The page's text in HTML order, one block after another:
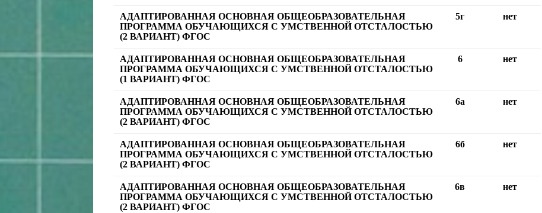
АДАПТИРОВАННАЯ ОСНОВНАЯ ОБЩЕОБРАЗОВАТЕЛЬНАЯ
ПРОГРАММА ОБУЧАЮЩИХСЯ С УМСТВЕННОЙ ОТСТАЛОСТЬЮ
(2 ВАРИАНТ) ФГОС
5г нет
АДАПТИРОВАННАЯ ОСНОВНАЯ ОБЩЕОБРАЗОВАТЕЛЬНАЯ
ПРОГРАММА ОБУЧАЮЩИХСЯ С УМСТВЕННОЙ ОТСТАЛОСТЬЮ
(1 ВАРИАНТ) ФГОС
6 нет
АДАПТИРОВАННАЯ ОСНОВНАЯ ОБЩЕОБРАЗОВАТЕЛЬНАЯ
ПРОГРАММА ОБУЧАЮЩИХСЯ С УМСТВЕННОЙ ОТСТАЛОСТЬЮ
(2 ВАРИАНТ) ФГОС
6а нет
АДАПТИРОВАННАЯ ОСНОВНАЯ ОБЩЕОБРАЗОВАТЕЛЬНАЯ
ПРОГРАММА ОБУЧАЮЩИХСЯ С УМСТВЕННОЙ ОТСТАЛОСТЬЮ
(2 ВАРИАНТ) ФГОС
6б нет
АДАПТИРОВАННАЯ ОСНОВНАЯ ОБЩЕОБРАЗОВАТЕЛЬНАЯ
ПРОГРАММА ОБУЧАЮЩИХСЯ С УМСТВЕННОЙ ОТСТАЛОСТЬЮ
(2 ВАРИАНТ) ФГОС
6в нет